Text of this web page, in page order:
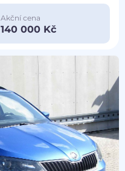
Akční cena
140 000 Kč